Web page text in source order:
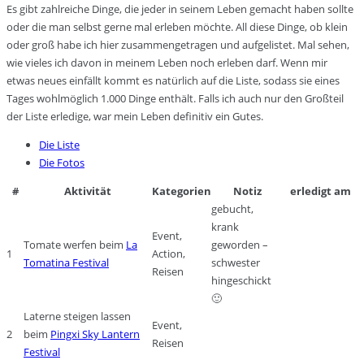
Es gibt zahlreiche Dinge, die jeder in seinem Leben gemacht haben sollte
oder die man selbst gerne mal erleben möchte. All diese Dinge, ob klein
oder groß habe ich hier zusammengetragen und aufgelistet. Mal sehen,
wie vieles ich davon in meinem Leben noch erleben darf. Wenn mir
etwas neues einfällt kommt es natürlich auf die Liste, sodass sie eines
Tages wohlmöglich 1.000 Dinge enthält. Falls ich auch nur den Großteil
der Liste erledige, war mein Leben definitiv ein Gutes.
Die Liste
Die Fotos
#
Aktivität Kategorien Notiz erledigt am
1
Tomate werfen beim La
Tomatina Festival
Event,
Action,
Reisen
gebucht,
krank
geworden –
schwester
hingeschickt
🙂
2
Laterne steigen lassen
beim Pingxi Sky Lantern
Festival
Event,
Reisen